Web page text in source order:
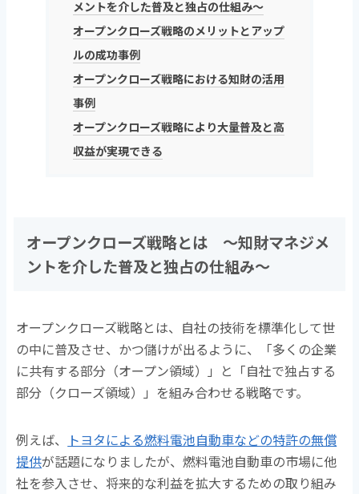
メントを介した普及と独占の仕組み～
オープンクローズ戦略のメリットとアップ
ルの成功事例
オープンクローズ戦略における知財の活用
事例
オープンクローズ戦略により大量普及と高
収益が実現できる
オープンクローズ戦略とは ～知財マネジメ
ントを介した普及と独占の仕組み～
オープンクローズ戦略とは、自社の技術を標準化して世
の中に普及させ、かつ儲けが出るように、「多くの企業
に共有する部分（オープン領域）」と「自社で独占する
部分（クローズ領域）」を組み合わせる戦略です。
例えば、
トヨタによる燃料電池自動車などの特許の無償
提供が話題になりましたが、燃料電池自動車の市場に他
社を参入させ、将来的な利益を拡大するための取り組み